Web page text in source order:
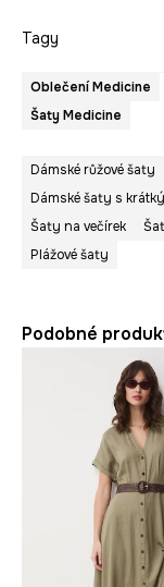
Tagy
Oblečení Medicine
Šaty Medicine
Dámské růžové šaty
Dámské šaty s
Šaty na večírek
Plážové šaty
Podobné